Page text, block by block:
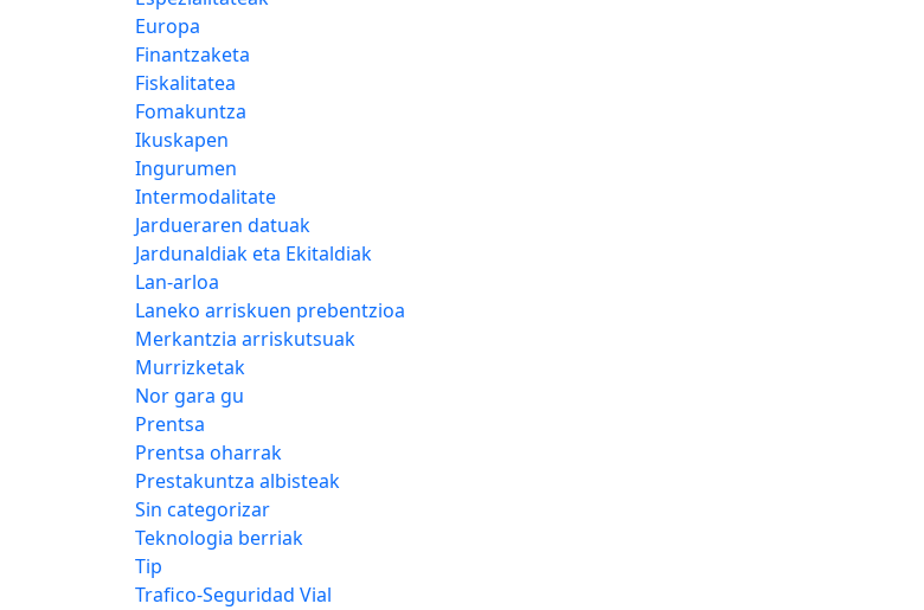
Europa
Finantzaketa
Fiskalitatea
Fomakuntza
Ikuskapen
Ingurumen
Intermodalitate
Jardueraren datuak
Jardunaldiak eta Ekitaldiak
Lan-arloa
Laneko arriskuen prebentzioa
Merkantzia arriskutsuak
Murrizketak
Nor gara gu
Prentsa
Prentsa oharrak
Prestakuntza albisteak
Sin categorizar
Teknologia berriak
Tip
Trafico-Seguridad Vial